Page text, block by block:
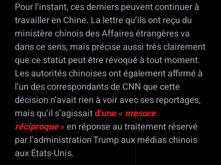
Pour l’instant, ces derniers peuvent continuer à
travailler en Chine. La lettre qu’ils ont reçu du
ministère chinois des Affaires étrangères va
dans ce sens, mais précise aussi très clairement
que ce statut peut être révoqué à tout moment.
Les autorités chinoises ont également affirmé à
l’un des correspondants de CNN que cette
décision n’avait rien à voir avec ses reportages,
mais qu’il s’agissaitd’une « mesure
réciproque»en réponse au traitement réservé
par l’administration Trump aux médias chinois
aux États-Unis.